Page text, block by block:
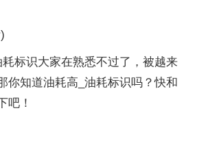
标识大家在熟悉不过了，被越来
你知道油耗高_油耗标识吗？快和
吧！